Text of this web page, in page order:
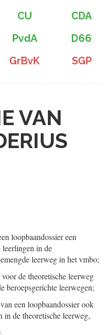
CU
CDA
PvdA
D66
GrBvK SGP
VAN
loopbaandossier een
in de
leerweg in het vmbo;
de theoretische leerweg
beroepsgerichte leerwegen;
een loopbaandossier ook
in de theoretische leerweg,